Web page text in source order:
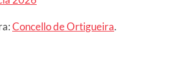
Concello de Ortigueira.